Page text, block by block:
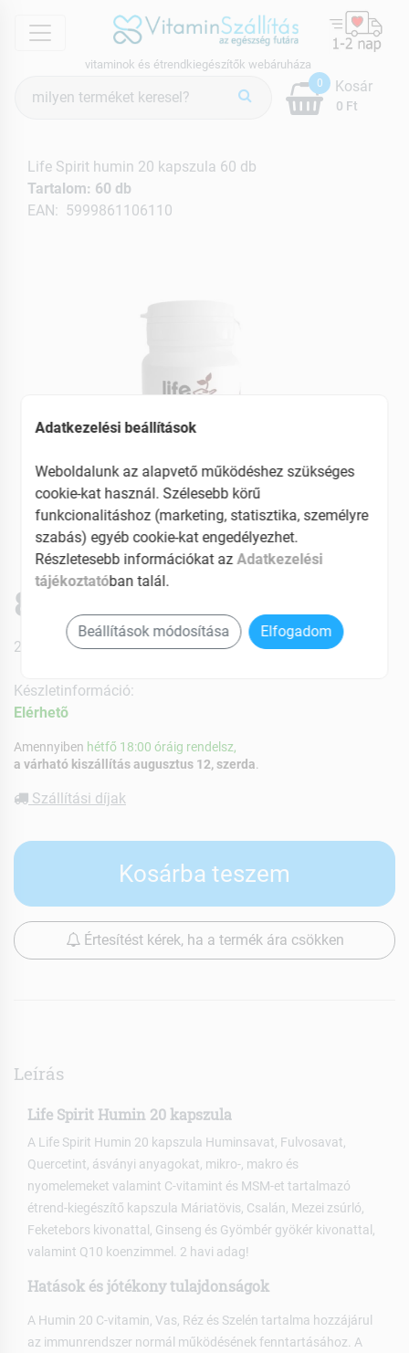
menu
vitaminok és étrendkiegészítők webáruháza
keresés
0
0 Ft
Kosár
Life Spirit humin 20 kapszula 60 db
Tartalom: 60 db
EAN: 5999861106110
8039 Ft
27% ÁFÁ-val , [134 Ft/db]
Készletinformáció:
Elérhetõ
Amennyiben hétfő 18:00 óráig rendelsz,
a várható kiszállítás augusztus 12, szerda
Szállítási díjak
Kosárba teszem
Értesítést kérek, ha a termék ára csökken
Leírás
Life Spirit Humin 20 kapszula
A Life Spirit Humin 20 kapszula Huminsavat, Fulvosavat,
Quercetint, ásványi anyagokat, mikro-, makro és
nyomelemeket valamint C-vitamint és MSM-et tartalmazó
étrend-kiegészítő kapszula Máriatövis, Csalán, Mezei zsúrló,
Feketebors kivonattal, Ginseng és Gyömbér gyökér kivonattal,
valamint Q10 koenzimmel. 2 havi adag!
Hatások és jótékony tulajdonságok
A Humin 20 C-vitamin, Vas, Réz és Szelén tartalma hozzájárul
az immunrendszer normál működésének fenntartásához. A
Adatkezelési beállítások
Weboldalunk az alapvető működéshez szükséges
cookie-kat használ. Szélesebb körű
funkcionalitáshoz (marketing, statisztika, személyre
szabás) egyéb cookie-kat engedélyezhet.
Részletesebb információkat az Adatkezelési
tájékoztatóban talál.
Beállítások módosítása Elfogadom